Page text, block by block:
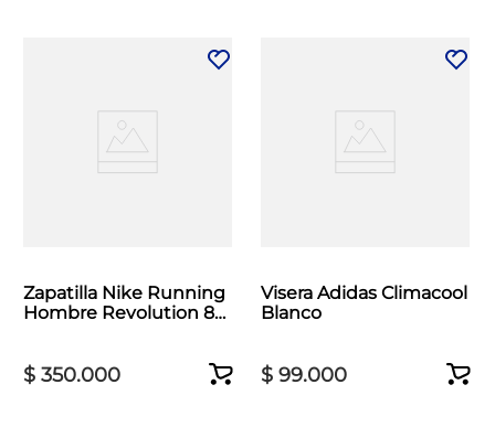
Zapatilla Nike Running
Hombre Revolution 8
$ 350.000
Visera Adidas Climacool
Blanco
$ 99.000